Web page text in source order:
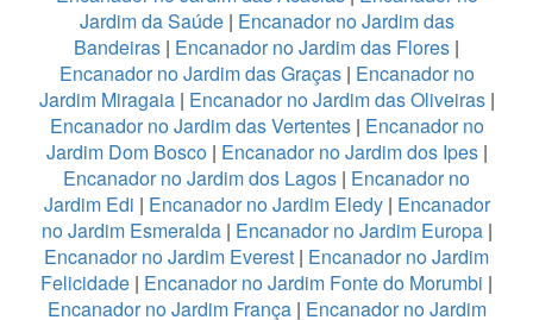
Jardim da Saúde| Encanador no Jardim das
Bandeiras | Encanador no Jardim das Flores |
Encanador no Jardim das Graças| Encanador no
Jardim Miragaia| Encanador no Jardim das Oliveiras|
Encanador no Jardim das Vertentes| Encanador no
Jardim Dom Bosco| Encanador no Jardim dos Ipes|
Encanador no Jardim dos Lagos | Encanador no
Jardim Edi | Encanador no Jardim Eledy| Encanador
no Jardim Esmeralda| Encanador no Jardim Europa|
Encanador no Jardim Everest | Encanador no Jardim
Felicidade | Encanador no Jardim Fonte do Morumbi |
Encanador no Jardim França| Encanador no Jardim